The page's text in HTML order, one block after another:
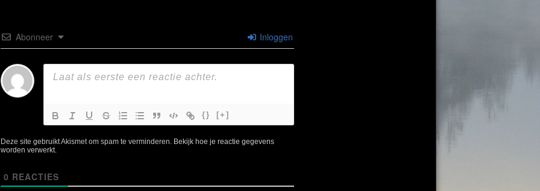
Abonneer Inloggen
{} [+]
Deze site gebruikt Akismet om spam te verminderen. Bekijk hoe je reactie gegevens
worden verwerkt.
0 REACTIES